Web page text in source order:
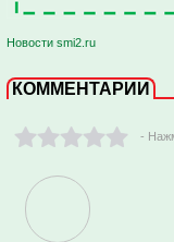
Новости smi2.ru
КОММЕНТАРИИ
-